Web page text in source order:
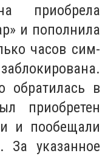
приобрела
и пополнила
часов сим-
обратилась в
приобретен
и пообещали
За указанное